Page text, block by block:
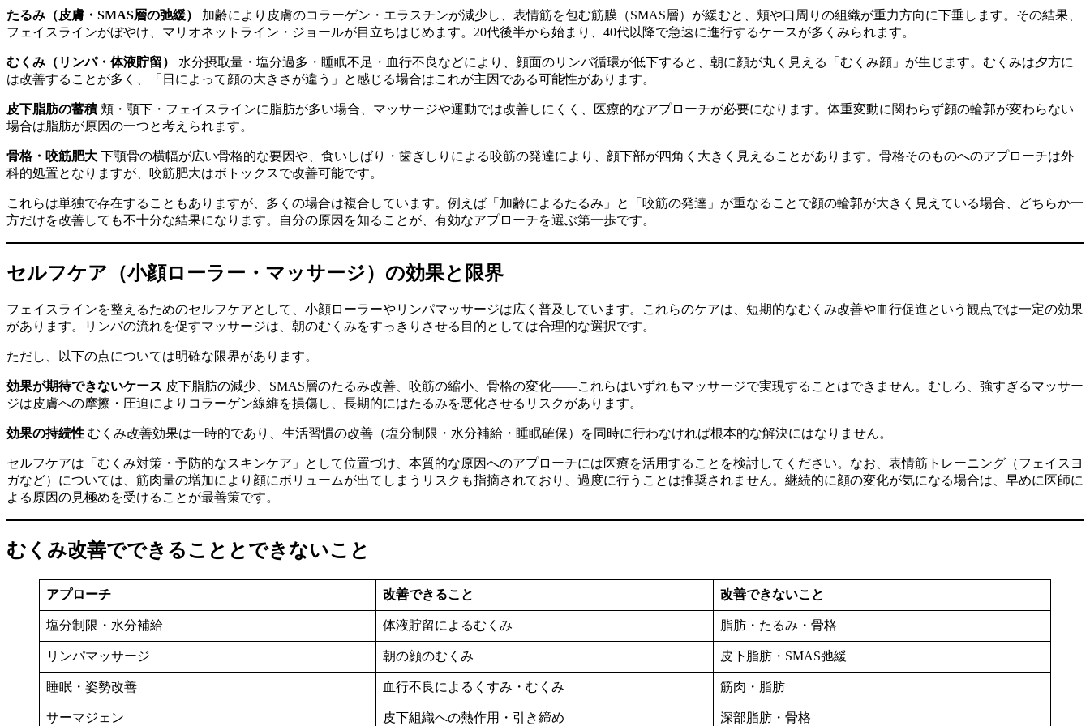
たるみ（皮膚・SMAS層の弛緩）
加齢により皮膚のコラーゲン・エラスチンが減少し、表情筋を包む筋膜（SMAS層）が緩むと、頬や口周りの組織が重力方向に下垂します。その結果、
フェイスラインがぼやけ、マリオネットライン・ジョールが目立ちはじめます。20代後半から始まり、40代以降で急速に進行するケースが多くみられます。
むくみ（リンパ・体液貯留）
水分摂取量・塩分過多・睡眠不足・血行不良などにより、顔面のリンパ循環が低下すると、朝に顔が丸く見える「むくみ顔」が生じます。むくみは夕方に
は改善することが多く、「日によって顔の大きさが違う」と感じる場合はこれが主因である可能性があります。
皮下脂肪の蓄積頬・顎下・フェイスラインに脂肪が多い場合、マッサージや運動では改善しにくく、医療的なアプローチが必要になります。体重変動に関わらず顔の輪郭が変わらない
場合は脂肪が原因の一つと考えられます。
骨格・咬筋肥大 下顎骨の横幅が広い骨格的な要因や、食いしばり・歯ぎしりによる咬筋の発達により、顔下部が四角く大きく見えることがあります。骨格そのものへのアプローチは外
科的処置となりますが、咬筋肥大はボトックスで改善可能です。
これらは単独で存在することもありますが、多くの場合は複合しています。例えば「加齢によるたるみ」と「咬筋の発達」が重なることで顔の輪郭が大きく見えている場合、どちらか一
方だけを改善しても不十分な結果になります。自分の原因を知ることが、有効なアプローチを選ぶ第一歩です。
セルフケア（小顔ローラー・マッサージ）の効果と限界
フェイスラインを整えるためのセルフケアとして、小顔ローラーやリンパマッサージは広く普及しています。これらのケアは、短期的なむくみ改善や血行促進という観点では一定の効果
があります。リンパの流れを促すマッサージは、朝のむくみをすっきりさせる目的としては合理的な選択です。
ただし、以下の点については明確な限界があります。
効果が期待できないケース 皮下脂肪の減少、SMAS層のたるみ改善、咬筋の縮小、骨格の変化——これらはいずれもマッサージで実現することはできません。むしろ、強すぎるマッサー
ジは皮膚への摩擦・圧迫によりコラーゲン線維を損傷し、長期的にはたるみを悪化させるリスクがあります。
効果の持続性 むくみ改善効果は一時的であり、生活習慣の改善（塩分制限・水分補給・睡眠確保）を同時に行わなければ根本的な解決にはなりません。
セルフケアは「むくみ対策・予防的なスキンケア」として位置づけ、本質的な原因へのアプローチには医療を活用することを検討してください。なお、表情筋トレーニング（フェイスヨ
ガなど）については、筋肉量の増加により顔にボリュームが出てしまうリスクも指摘されており、過度に行うことは推奨されません。継続的に顔の変化が気になる場合は、早めに医師に
よる原因の見極めを受けることが最善策です。
むくみ改善でできることとできないこと
アプローチ 改善できること 改善できないこと
塩分制限・水分補給 体液貯留によるむくみ 脂肪・たるみ・骨格
リンパマッサージ 朝の顔のむくみ 皮下脂肪・SMAS弛緩
睡眠・姿勢改善 血行不良によるくすみ・むくみ 筋肉・脂肪
サーマジェン 皮下組織への熱作用・引き締め 深部脂肪・骨格